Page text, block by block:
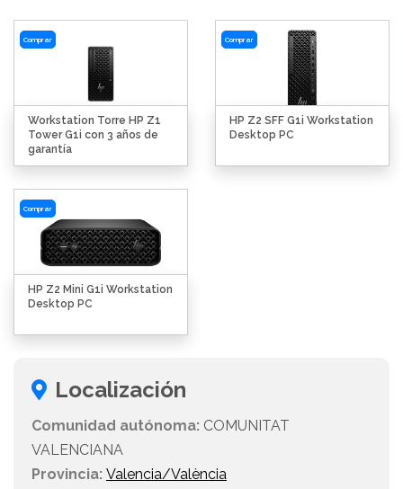
Comprar
Workstation Torre HP Z1
Tower G1i con 3 años de
garantía
Comprar
HP Z2 SFF G1i Workstation
Desktop PC
Comprar
HP Z2 Mini G1i Workstation
Desktop PC
Localización
Comunidad autónoma: COMUNITAT
VALENCIANA
Provincia: Valencia/València